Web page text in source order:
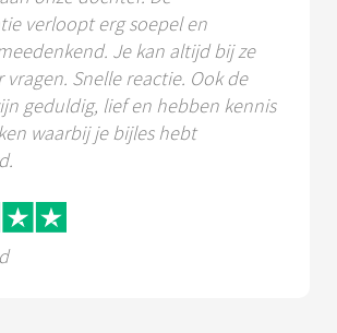
verloopt erg soepel en
Je kan altijd bij ze
Snelle reactie. Ook de
geduldig, lief en hebben kennis
waarbij je bijles hebt